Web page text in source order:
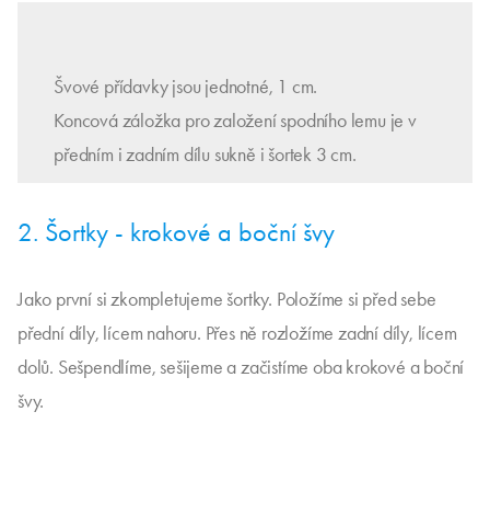
Švové přídavky jsou jednotné, 1 cm.
Koncová záložka pro založení spodního lemu je v
předním i zadním dílu sukně i šortek 3 cm.
2. Šortky - krokové a boční švy
Jako první si zkompletujeme šortky. Položíme si před sebe
přední díly, lícem nahoru. Přes ně rozložíme zadní díly, lícem
dolů. Sešpendlíme, sešijeme a začistíme oba krokové a boční
švy.